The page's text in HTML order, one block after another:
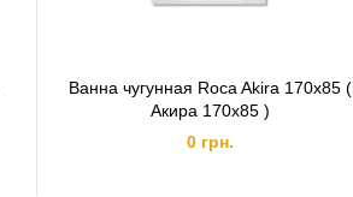
Ванна чугунная Roca Akira 170x85 (
Акира 170x85 )
0 грн.